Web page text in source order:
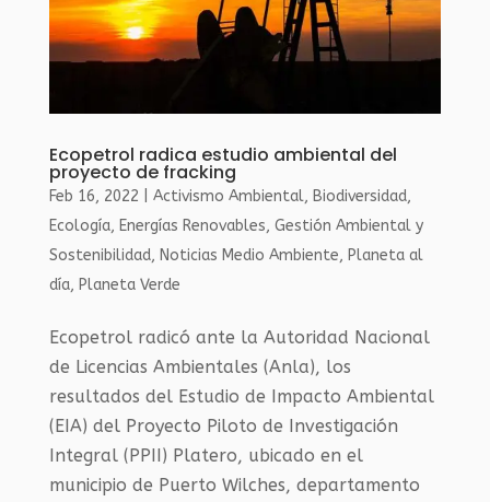
Ecopetrol radica estudio ambiental del
proyecto de fracking
Feb 16, 2022 Activismo Ambiental, Biodiversidad,
Ecología, Energías Renovables, Gestión Ambiental y
Sostenibilidad, Noticias Medio Ambiente, Planeta al
día, Planeta Verde
Ecopetrol radicó ante la Autoridad Nacional
de Licencias Ambientales (Anla), los
resultados del Estudio de Impacto Ambiental
(EIA) del Proyecto Piloto de Investigación
Integral (PPII) Platero, ubicado en el
municipio de Puerto Wilches, departamento